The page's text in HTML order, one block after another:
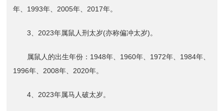
年、1993年、2005年、2017年。
3、2023年属鼠人刑太岁(亦称偏冲太岁)。
属鼠人的出生年份：1948年、1960年、1972年、1984年、
1996年、2008年、2020年。
4、2023年属马人破太岁。